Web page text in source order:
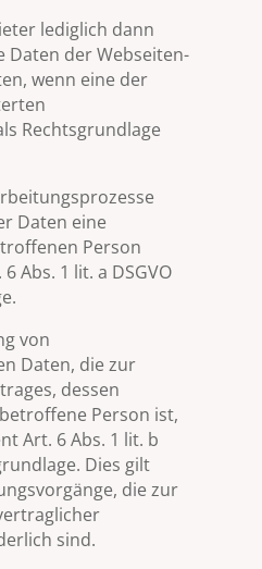
lediglich dann
Daten der Webseiten-
wenn eine der
Rechtsgrundlage
Daten eine
Person
Abs. 1 lit. a DSGVO
von
Daten, die zur
dessen
Person ist,
Art. 6 Abs. 1 lit. b
Dies gilt
die zur
sind.